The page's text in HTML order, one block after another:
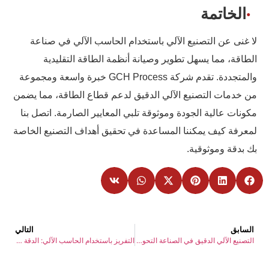
الخاتمة
لا غنى عن التصنيع الآلي باستخدام الحاسب الآلي في صناعة
الطاقة، مما يسهل تطوير وصيانة أنظمة الطاقة التقليدية
والمتجددة. تقدم شركة GCH Process خبرة واسعة ومجموعة
من خدمات التصنيع الآلي الدقيق لدعم قطاع الطاقة، مما يضمن
مكونات عالية الجودة وموثوقة تلبي المعايير الصارمة. اتصل بنا
لمعرفة كيف يمكننا المساعدة في تحقيق أهداف التصنيع الخاصة
بك بدقة وموثوقية.
السابق
التصنيع الآلي الدقيق في الصناعة التحويلية
التالي
التفريز باستخدام الحاسب الآلي: الدقة والكفاءة في التصنيع الحديث